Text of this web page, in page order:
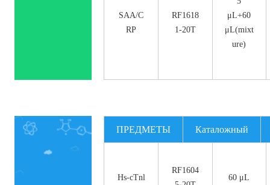
SAA/C
RP
RF1618
1-20T
μL+60
μL(mixt
ure)
ПРЕДМЕТЫ Каталожный
Hs-cTnl
RF1604
60 μL